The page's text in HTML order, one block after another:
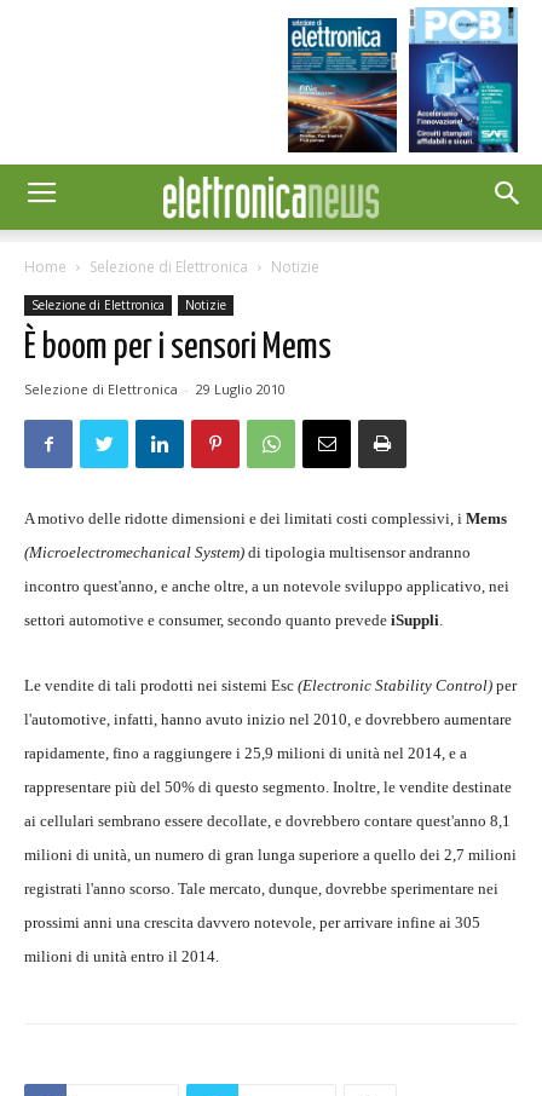
Home Selezione di Elettronica Notizie
Selezione di Elettronica Notizie
È boom per i sensori Mems
Selezione di Elettronica - 29 Luglio 2010
A motivo delle ridotte dimensioni e dei limitati costi complessivi, i Mems
(Microelectromechanical System) di tipologia multisensor andranno
incontro quest'anno, e anche oltre, a un notevole sviluppo applicativo, nei
settori automotive e consumer, secondo quanto prevede iSuppli.
Le vendite di tali prodotti nei sistemi Esc (Electronic Stability Control) per
l'automotive, infatti, hanno avuto inizio nel 2010, e dovrebbero aumentare
rapidamente, fino a raggiungere i 25,9 milioni di unità nel 2014, e a
rappresentare più del 50% di questo segmento. Inoltre, le vendite destinate
ai cellulari sembrano essere decollate, e dovrebbero contare quest'anno 8,1
milioni di unità, un numero di gran lunga superiore a quello dei 2,7 milioni
registrati l'anno scorso. Tale mercato, dunque, dovrebbe sperimentare nei
prossimi anni una crescita davvero notevole, per arrivare infine ai 305
milioni di unità entro il 2014.